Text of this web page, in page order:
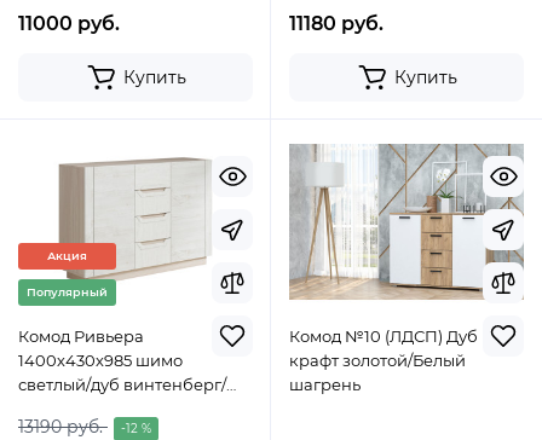
11000 руб.
Купить
11180 руб.
Купить
Акция
Популярный
Комод Ривьера
1400х430х985 шимо
светлый/дуб винтенберг/
13190 руб. -12 %
Комод №10 (ЛДСП) Дуб
крафт золотой/Белый
шагрень